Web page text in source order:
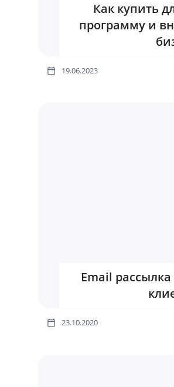
Как купить
программу и
19.06.2023
Email
23.10.2020